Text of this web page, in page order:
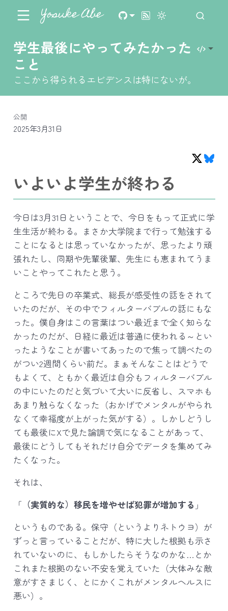
Yosuke Abe
学生最後にやってみたかった
こと
ここから得られるエビデンスは特にないが。
公開
2025年3月31日
いよいよ学生が終わる
今日は3月31日ということで、今日をもって正式に学
生生活が終わる。まさか大学院まで行って勉強する
ことになるとは思っていなかったが、思ったより頑
張れたし、同期や先輩後輩、先生にも恵まれてうま
いことやってこれたと思う。
ところで先日の卒業式、総長が感受性の話をされて
いたのだが、その中でフィルターバブルの話にもな
った。僕自身はこの言葉はつい最近まで全く知らな
かったのだが、日経に最近は普通に使われる～とい
ったようなことが書いてあったので焦って調べたの
がつい2週間くらい前だ。まぁそんなことはどうで
もよくて、ともかく最近は自分もフィルターバブル
の中にいたのだと気づいて大いに反省し、スマホも
あまり触らなくなった（おかげでメンタルがやられ
なくて幸福度が上がった気がする）。しかしどうし
ても最後にXで見た論調で気になることがあって、
最後にどうしてもそれだけ自分でデータを集めてみ
たくなった。
それは、
「（実質的な）移民を増やせば犯罪が増加する 」
というものである。保守（というよりネトウヨ）が
ずっと言っていることだが、特に大した根拠も示さ
れていないのに、もしかしたらそうなのかな…とか
これまた根拠のない不安を覚えていた（大体みな敵
意がすさまじく、とにかくこれがメンタルヘルスに
悪い）。